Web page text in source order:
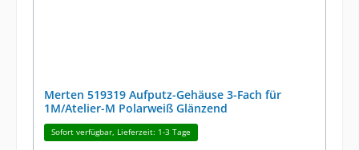
Merten 519319 Aufputz-Gehäuse 3-Fach für
1M/Atelier-M Polarweiß Glänzend
Sofort verfügbar, Lieferzeit: 1-3 Tage